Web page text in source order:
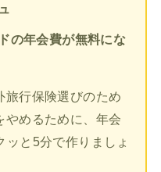
の年会費が無料にな
旅行保険選びのため
やめるために、年会
ッと5分で作りましょ